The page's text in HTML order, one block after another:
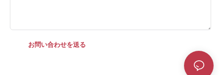
お問い合わせを送る